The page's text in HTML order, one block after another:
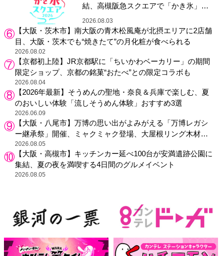
結、高槻阪急スクエアで「かき氷」祭
り
2026.08.03
【大阪・茨木市】南大阪の青木松風庵が北摂エリアに2店舗
目、大阪・茨木でも“焼きたて”の月化粧が食べられる
2026.08.02
【京都初上陸】JR京都駅に「ちいかわベーカリー」の期間
限定ショップ、京都の銘菓“おたべ”との限定コラボも
2026.08.04
【2026年最新】そうめんの聖地・奈良＆兵庫で楽しむ、夏
のおいしい体験「流しそうめん体験」おすすめ3選
2026.06.09
【大阪・八尾市】万博の思い出がよみがえる「万博レガシ
ー継承祭」開催、ミャクミャク登場、大屋根リング木材展
示も
2026.08.05
【大阪・高槻市】キッチンカー延べ100台が安満遺跡公園に
集結、夏の夜を満喫する4日間のグルメイベント
2026.08.05